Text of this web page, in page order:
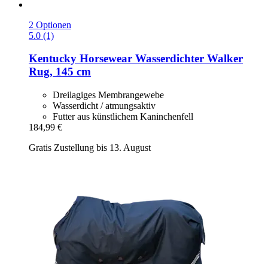
2 Optionen
5.0 (1)
Kentucky Horsewear Wasserdichter Walker
Rug, 145 cm
Dreilagiges Membrangewebe
Wasserdicht / atmungsaktiv
Futter aus künstlichem Kaninchenfell
184,99 €
Gratis Zustellung bis 13. August